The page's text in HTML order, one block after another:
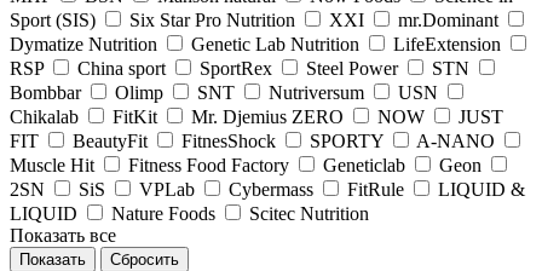
Sport (SIS)
Six Star Pro Nutrition XXI
mr.Dominant
Dymatize Nutrition
Genetic Lab Nutrition
LifeExtension
RSP
China sport SportRex Steel Power
STN
Bombbar
Olimp SNT Nutriversum
USN
Chikalab
FitKit Mr. Djemius ZERO NOW
JUST
FIT
BeautyFit FitnesShock SPORTY
A-NANO
Muscle Hit
Fitness Food Factory Geneticlab
Geon
2SN
SiS VPLab Cybermass FitRule
LIQUID &
LIQUID
Nature Foods
Scitec Nutrition
Показать все
Сбросить